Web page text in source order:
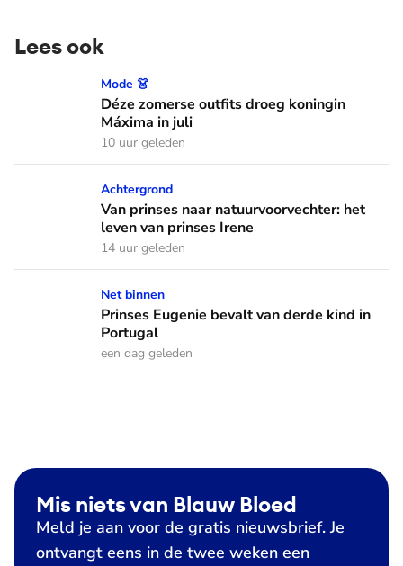
Lees ook
Déze zomerse outfits droeg koningin Máxima in juli
Mode 👗
Déze zomerse outfits droeg koningin
Máxima in juli
10 uur geleden
Van prinses naar natuurvoorvechter: het leven van prinses
Achtergrond
Van prinses naar natuurvoorvechter: het
leven van prinses Irene
14 uur geleden
Prinses Eugenie bevalt van derde kind in Portugal
Net binnen
Prinses Eugenie bevalt van derde kind in
Portugal
een dag geleden
Mis niets van Blauw Bloed
Meld je aan voor de gratis nieuwsbrief. Je
ontvangt eens in de twee weken een